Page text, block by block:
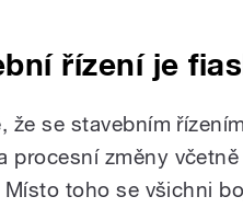
řízení je
že se stavebním
procesní změny
toho se všichni